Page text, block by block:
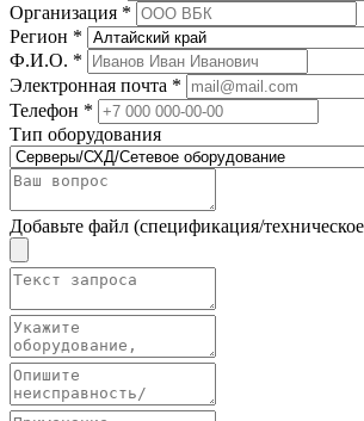
Организация *
Регион *
Ф.И.О. *
Электронная почта *
Телефон *
Тип оборудования
Добавьте файл (спецификация/